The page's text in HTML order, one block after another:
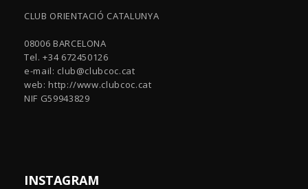
CLUB ORIENTACIÓ CATALUNYA
08006 BARCELONA
Tel. +34 672450126
e-mail: club@clubcoc.cat
web: http://www.clubcoc.cat
NIF G59943829
INSTAGRAM